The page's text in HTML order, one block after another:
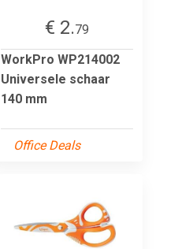
€ 2.79
WorkPro WP214002
Universele schaar
140 mm
Office Deals